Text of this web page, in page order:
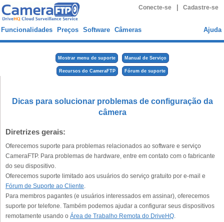
Conecte-se Cadastre-se
Funcionalidades Preços Software Câmeras Ajuda
Mostrar menu de suporte Manual de Serviço
Recursos do CameraFTP Fórum de suporte
Dicas para solucionar problemas de configuração da
câmera
Diretrizes gerais:
Oferecemos suporte para problemas relacionados ao software e serviço
CameraFTP. Para problemas de hardware, entre em contato com o fabricante
do seu dispositivo.
Oferecemos suporte limitado aos usuários do serviço gratuito por e-mail e
Fórum de Suporte ao Cliente.
Para membros pagantes (e usuários interessados em assinar), oferecemos
suporte por telefone. Também podemos ajudar a configurar seus dispositivos
remotamente usando o Área de Trabalho Remota do DriveHQ.